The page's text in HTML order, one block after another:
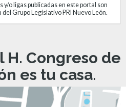
o ligas publicadas en este portal son
Grupo Legislativo PRI Nuevo León.
H. Congreso de
es tu casa.